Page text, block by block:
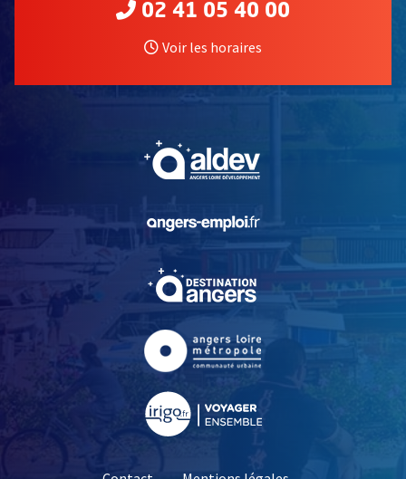
02 41 05 40 00
Voir les horaires
, Ouvre une nouvelle
, Ouvre une nouvelle